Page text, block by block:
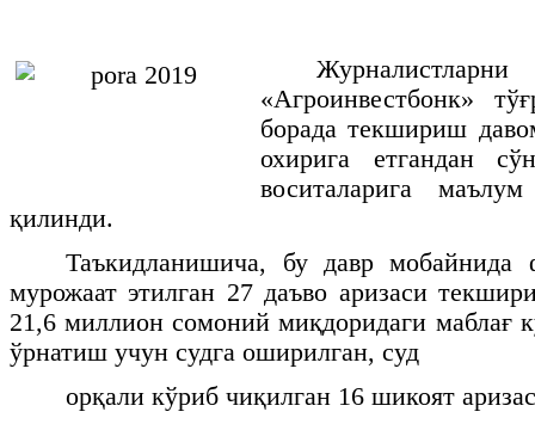
«Агроинвестбонк»
борада текшириш
охирига етгандан
воситаларига
қилинди.
Таъкидланишича, бу давр мобайнида
мурожаат этилган 27 даъво аризаси
21,6 миллион сомоний миқдоридаги маблағ
ўрнатиш учун судга оширилган, суд
орқали кўриб чиқилган 16 шикоят